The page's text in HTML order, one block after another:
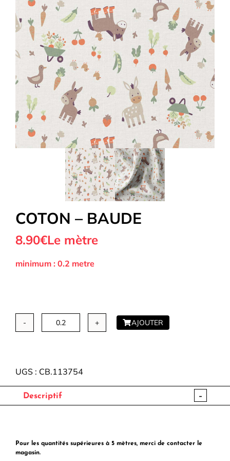
La Mercerie Tous nos Tissus
Autour de la couture OUTLET
Exclusivité WEB
COTON – BAUDE
8.90€Le mètre
minimum : 0.2 metre
quantité
Baude
AJOUTER
UGS : CB.113754
Descriptif -
Pour les quantités supérieures à 5 mètres, merci de contacter le
magasin.